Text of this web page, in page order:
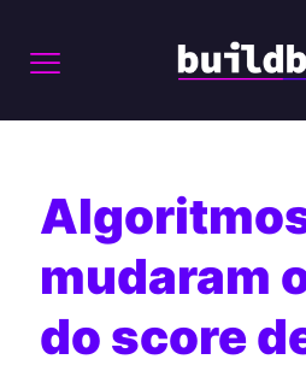
mudaram
do score